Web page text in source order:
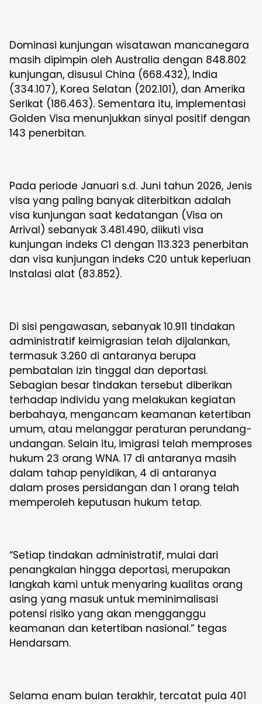
Dominasi kunjungan wisatawan mancanegara
masih dipimpin oleh Australia dengan 848.802
kunjungan, disusul China (668.432), India
(334.107), Korea Selatan (202.101), dan Amerika
Serikat (186.463). Sementara itu, implementasi
Golden Visa menunjukkan sinyal positif dengan
143 penerbitan.
Pada periode Januari s.d. Juni tahun 2026, Jenis
visa yang paling banyak diterbitkan adalah
visa kunjungan saat kedatangan (Visa on
Arrival) sebanyak 3.481.490, diikuti visa
kunjungan indeks C1 dengan 113.323 penerbitan
dan visa kunjungan indeks C20 untuk keperluan
Instalasi alat (83.852).
Di sisi pengawasan, sebanyak 10.911 tindakan
administratif keimigrasian telah dijalankan,
termasuk 3.260 di antaranya berupa
pembatalan izin tinggal dan deportasi.
Sebagian besar tindakan tersebut diberikan
terhadap individu yang melakukan kegiatan
berbahaya, mengancam keamanan ketertiban
umum, atau melanggar peraturan perundang-
undangan. Selain itu, imigrasi telah memproses
hukum 23 orang WNA. 17 di antaranya masih
dalam tahap penyidikan, 4 di antaranya
dalam proses persidangan dan 1 orang telah
memperoleh keputusan hukum tetap.
“Setiap tindakan administratif, mulai dari
penangkalan hingga deportasi, merupakan
langkah kami untuk menyaring kualitas orang
asing yang masuk untuk meminimalisasi
potensi risiko yang akan mengganggu
keamanan dan ketertiban nasional.” tegas
Hendarsam.
Selama enam bulan terakhir, tercatat pula 401